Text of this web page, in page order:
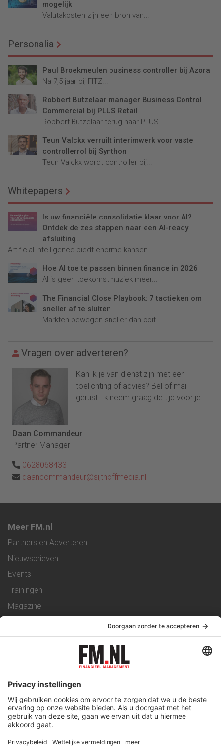
mogelijk
Valutakosten zijn een bron van...
Personalia
Paul Broekmeulen business controller bij Azora
Na 7,5 jaar bij FITZ...
Robbert Butzelaar manager Business Control
Commercial bij PLUS Retail
Robbert Butzelaar terug naar PLUS...
Teun Valckx verruilt interimwerk voor vaste
controllerrol bij Synthon
Teun Valckx wordt controller bij...
Whitepapers
Is uw financiële consolidatie klaar voor AI?
Ontdek de zes stappen naar een AI-ready
afsluiting
Artificial Intelligence biedt enorme kansen...
Hoe AI toe te passen binnen finance in 2026
AI is geen toekomstmuziek meer...
The Financial Close Playbook: 7 tactieken om
sneller af te sluiten
Markten bewegen sneller dan ooit....
Vragen over adverteren?
Kan ik je van dienst zijn met een
toelichting of advies? Bel of mail
gerust. Ik neem graag de tijd voor je.
Daan Commandeur
Partner Manager
0628068433
daancommandeur@sijthoffmedia.nl
Meer FM.nl
Partners en Adverteren
Nieuwsbrieven
Events
Trainingen
Magazine
Service & Contact
Werken bij ons
Privacy Statement
Algemene Voorwaarden